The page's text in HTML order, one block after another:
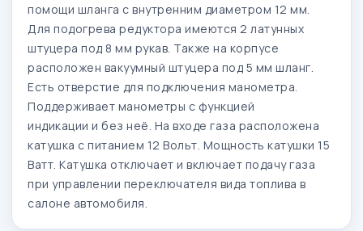
помощи шланга с внутренним диаметром 12 мм.
Для подогрева редуктора имеются 2 латунных
штуцера под 8 мм рукав. Также на корпусе
расположен вакуумный штуцера под 5 мм шланг.
Есть отверстие для подключения манометра.
Поддерживает манометры с функцией
индикации и без неё. На входе газа расположена
катушка с питанием 12 Вольт. Мощность катушки 15
Ватт. Катушка отключает и включает подачу газа
при управлении переключателя вида топлива в
салоне автомобиля.